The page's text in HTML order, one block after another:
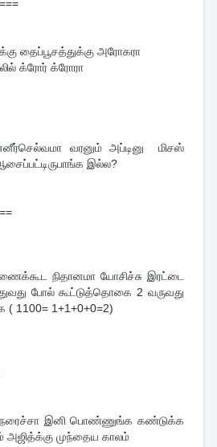
தைப்பூசத்துக்கு அரோகரா
க்ரோர் க்ரோரா
வரனும் அப்டினு மிசஸ்
இல்ல?
நிதானமா யோசிச்சு இரட்டை
போல் கூட்டுத்தொகை 2 வருவது
1100= 1+1+0+0=2)
நரைச்சா இனி பொண்ணுங்க கண்டுக்க
அஜித்க்கு முந்தைய காலம்